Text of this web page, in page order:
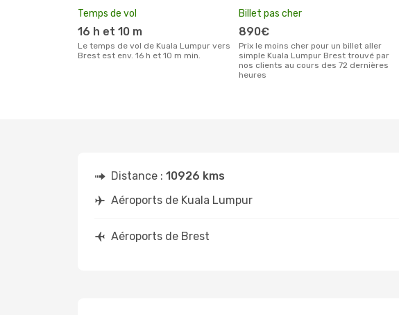
Temps de vol
16 h et 10 m
Le temps de vol de Kuala Lumpur vers
Brest est env. 16 h et 10 m min.
Billet pas cher
890€
Prix le moins cher pour un billet aller
simple Kuala Lumpur Brest trouvé par
nos clients au cours des 72 dernières
heures
Distance : 10926 kms
Aéroports de Kuala Lumpur
Aéroports de Brest